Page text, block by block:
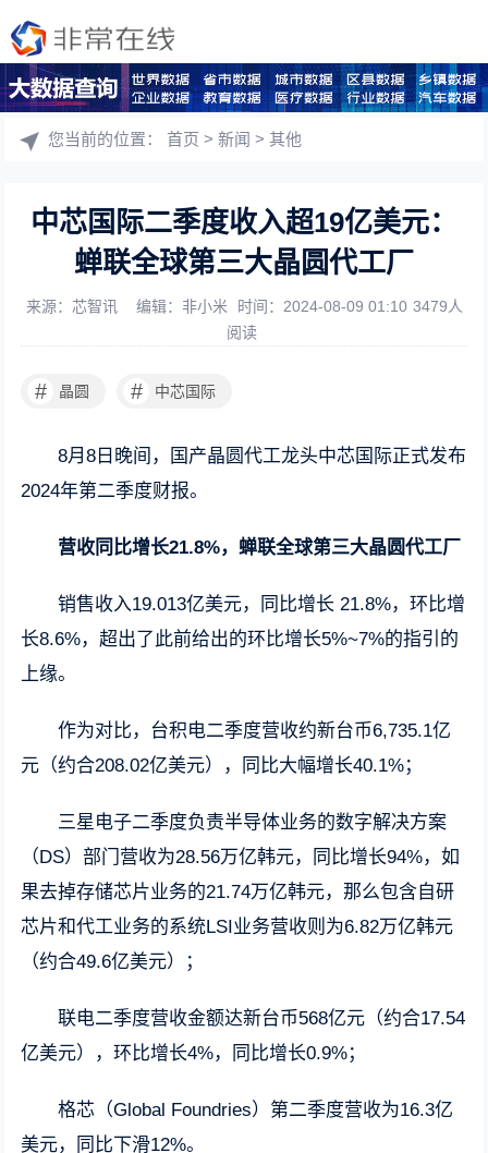
您当前的位置：首页 >新闻 >其他
中芯国际二季度收入超19亿美元：
蝉联全球第三大晶圆代工厂
来源：芯智讯 编辑：非小米 时间：2024-08-09 01:10 3479人
阅读
# 晶圆 # 中芯国际
8月8日晚间，国产晶圆代工龙头中芯国际正式发布
2024年第二季度财报。
营收同比增长21.8%，蝉联全球第三大晶圆代工厂
销售收入19.013亿美元，同比增长 21.8%，环比增
长8.6%，超出了此前给出的环比增长5%~7%的指引的
上缘。
作为对比，台积电二季度营收约新台币6,735.1亿
元（约合208.02亿美元），同比大幅增长40.1%；
三星电子二季度负责半导体业务的数字解决方案
（DS）部门营收为28.56万亿韩元，同比增长94%，如
果去掉存储芯片业务的21.74万亿韩元，那么包含自研
芯片和代工业务的系统LSI业务营收则为6.82万亿韩元
（约合49.6亿美元）；
联电二季度营收金额达新台币568亿元（约合17.54
亿美元），环比增长4%，同比增长0.9%；
格芯（Global Foundries）第二季度营收为16.3亿
美元，同比下滑12%。